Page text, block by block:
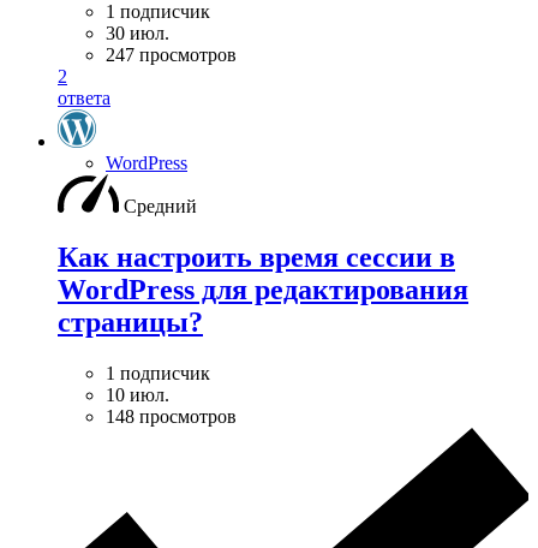
1 подписчик
30 июл.
247 просмотров
2
ответа
WordPress
Средний
Как настроить время сессии в
WordPress для редактирования
страницы?
1 подписчик
10 июл.
148 просмотров